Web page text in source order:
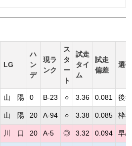
LG
ハ
ン
デ
現ラ
ンク
ス
タ
ー
ト
試走
タイ
ム
試走
偏差
選
山 陽 0 B-23 ○ 3.36 0.081 後
山 陽 20 A-94 ○ 3.38 0.085 枠
川 口 20 A-5 ◎ 3.32 0.094 早